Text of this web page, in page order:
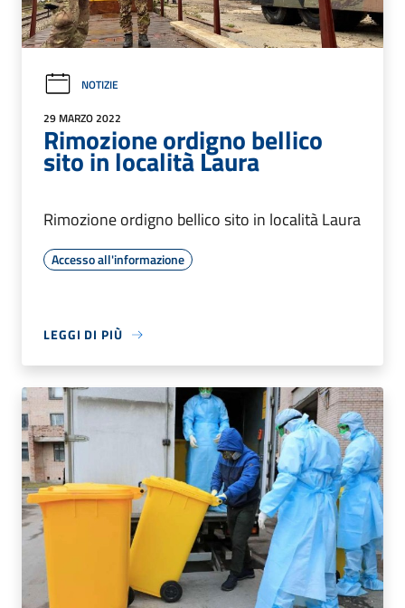
NOTIZIE
29 MARZO 2022
Rimozione ordigno bellico
sito in località Laura
Rimozione ordigno bellico sito in località Laura
Accesso all'informazione
LEGGI DI PIÙ